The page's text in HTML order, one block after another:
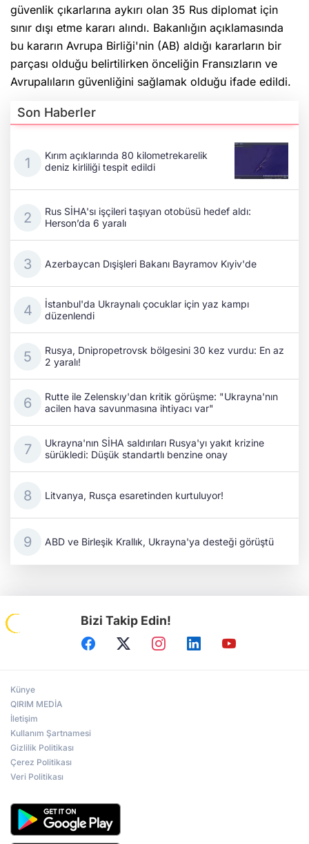
güvenlik çıkarlarına aykırı olan 35 Rus diplomat için
sınır dışı etme kararı alındı. Bakanlığın açıklamasında
bu kararın Avrupa Birliği'nin (AB) aldığı kararların bir
parçası olduğu belirtilirken önceliğin Fransızların ve
Avrupalıların güvenliğini sağlamak olduğu ifade edildi.
Son Haberler
Kırım açıklarında 80 kilometrekarelik
deniz kirliliği tespit edildi
Rus SİHA'sı işçileri taşıyan otobüsü hedef aldı:
Herson’da 6 yaralı
Azerbaycan Dışişleri Bakanı Bayramov Kıyiv'de
İstanbul'da Ukraynalı çocuklar için yaz kampı
düzenlendi
Rusya, Dnipropetrovsk bölgesini 30 kez vurdu: En az
2 yaralı!
Rutte ile Zelenskıy'dan kritik görüşme: "Ukrayna'nın
acilen hava savunmasına ihtiyacı var"
Ukrayna'nın SİHA saldırıları Rusya'yı yakıt krizine
sürükledi: Düşük standartlı benzine onay
Litvanya, Rusça esaretinden kurtuluyor!
ABD ve Birleşik Krallık, Ukrayna'ya desteği görüştü
Bizi Takip Edin!
Künye
QIRIM MEDİA
İletişim
Kullanım Şartnamesi
Gizlilik Politikası
Çerez Politikası
Veri Politikası